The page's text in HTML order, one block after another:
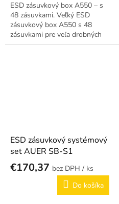
ESD zásuvkový box A550 – s
48 zásuvkami. Veľký ESD
zásuvkový box A550 s 48
zásuvkami pre veľa drobných
komponentov.
ESD zásuvkový systémový
set AUER SB-S1
€170,37
/ ks
Do košíka